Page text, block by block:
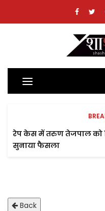
Toggle
navigation
रेप केस में तरुण तेजपाल को
सुनाया फैसला
Back